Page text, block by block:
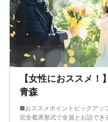
【女性におススメ
青森
■おススメポイントピックアッ
完全着席形式で全員とお話でき